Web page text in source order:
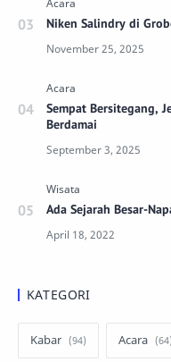
Niken Salindry di
Sempat Bersitegang,
Berdamai
Ada Sejarah Besar-
KATEGORI
Kabar Acara